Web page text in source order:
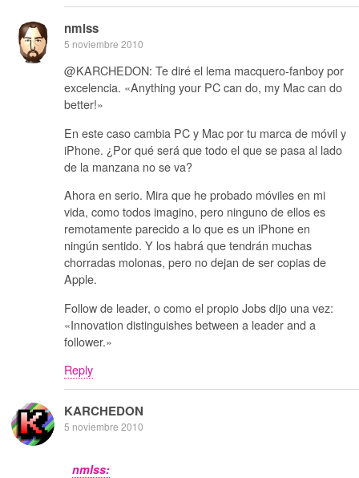
nmlss
5 noviembre 2010
@KARCHEDON: Te diré el lema macquero-fanboy por
excelencia. «Anything your PC can do, my Mac can do
better!»
En este caso cambia PC y Mac por tu marca de móvil y
iPhone. ¿Por qué será que todo el que se pasa al lado
de la manzana no se va?
Ahora en serio. Mira que he probado móviles en mi
vida, como todos imagino, pero ninguno de ellos es
remotamente parecido a lo que es un iPhone en
ningún sentido. Y los habrá que tendrán muchas
chorradas molonas, pero no dejan de ser copias de
Apple.
Follow de leader, o como el propio Jobs dijo una vez:
«Innovation distinguishes between a leader and a
follower.»
Reply
KARCHEDON
5 noviembre 2010
nmlss: